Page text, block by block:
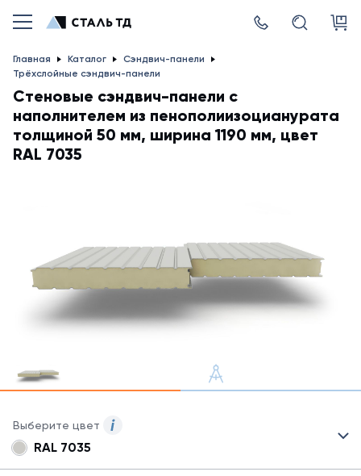
Главная Каталог
Сэндвич-панели
Трёхслойные сэндвич-панели
Стеновые сэндвич-панели с
наполнителем из пенополиизоцианурата
толщиной 50 мм, ширина 1190 мм, цвет
RAL 7035
Выберите цвет
сэндвич-
RAL 7035